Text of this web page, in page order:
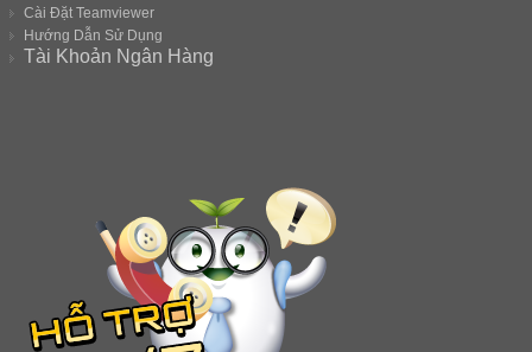
Cài Đặt Teamviewer
Hướng Dẫn Sử Dụng
Tài Khoản Ngân Hàng